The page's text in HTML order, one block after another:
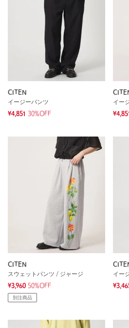
CITEN
イージーパンツ
¥4,851 30%OFF
イー
¥4,851
CITEN
スウェットパンツ / ジャージ
¥3,960 50%OFF
別注商品
イー